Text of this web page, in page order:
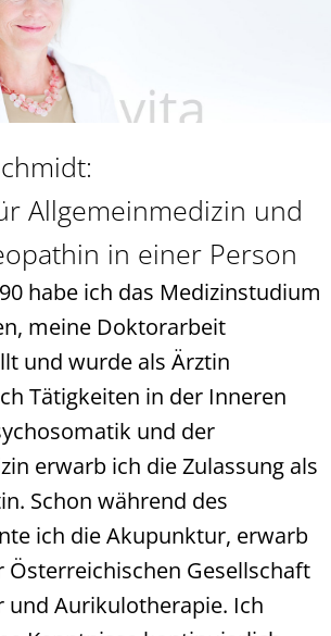
Allgemeinmedizin und
in einer Person
habe ich das Medizinstudium
meine Doktorarbeit
und wurde als Ärztin
Tätigkeiten in der Inneren
und der
erwarb ich die Zulassung als
Schon während des
ich die Akupunktur, erwarb
Österreichischen Gesellschaft
Aurikulotherapie. Ich